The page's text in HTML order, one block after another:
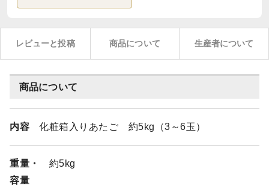
レビューと投稿 商品について 生産者について
商品について
内容 化粧箱入りあたご 約5kg（3～6玉）
重量・
容量
約5kg